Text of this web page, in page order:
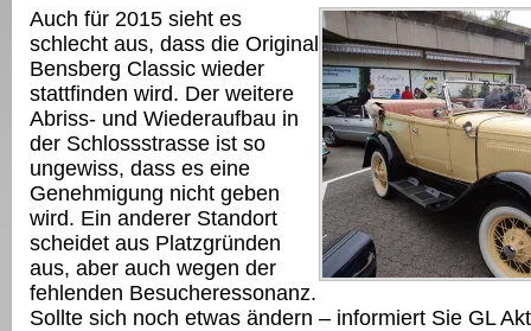
Auch für 2015 sieht es
schlecht aus, dass die Original
Bensberg Classic wieder
stattfinden wird. Der weitere
Abriss- und Wiederaufbau in
der Schlossstrasse ist so
ungewiss, dass es eine
Genehmigung nicht geben
wird. Ein anderer Standort
scheidet aus Platzgründen
aus, aber auch wegen der
fehlenden Besucheressonanz.
Sollte sich noch etwas ändern – informiert Sie GL